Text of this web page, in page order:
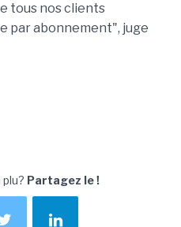
tous nos clients
par abonnement", juge
Partagez le !